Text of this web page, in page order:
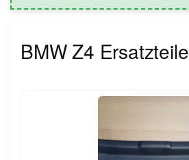
BMW Z4 Ersatzteile